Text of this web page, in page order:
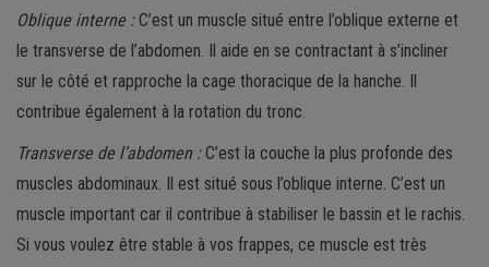
Oblique interne :C’est un muscle situé entre l’oblique externe et
le transverse de l’abdomen. Il aide en se contractant à s’incliner
sur le côté et rapproche la cage thoracique de la hanche. Il
contribue également à la rotation du tronc.
Transverse de l’abdomen :C’est la couche la plus profonde des
muscles abdominaux. Il est situé sous l’oblique interne. C’est un
muscle important car il contribue à stabiliser le bassin et le rachis.
Si vous voulez être stable à vos frappes, ce muscle est très